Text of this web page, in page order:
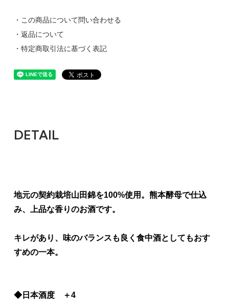
・この商品について問い合わせる
・返品について
・特定商取引法に基づく表記
DETAIL
地元の契約栽培山田錦を100%使用。熊本酵母で仕込
み、上品な香りのお酒です。
キレがあり、味のバランスも良く食中酒としてもおす
すめの一本。
◆日本酒度 ＋4